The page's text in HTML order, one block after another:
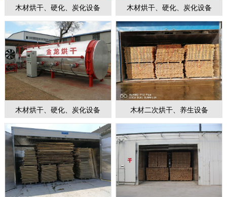
1 2 6 7
木材烘干、硬化、炭化设备 木材烘干、硬化、炭化设备
木材烘干、硬化、炭化设备 木材二次烘干、养生设备